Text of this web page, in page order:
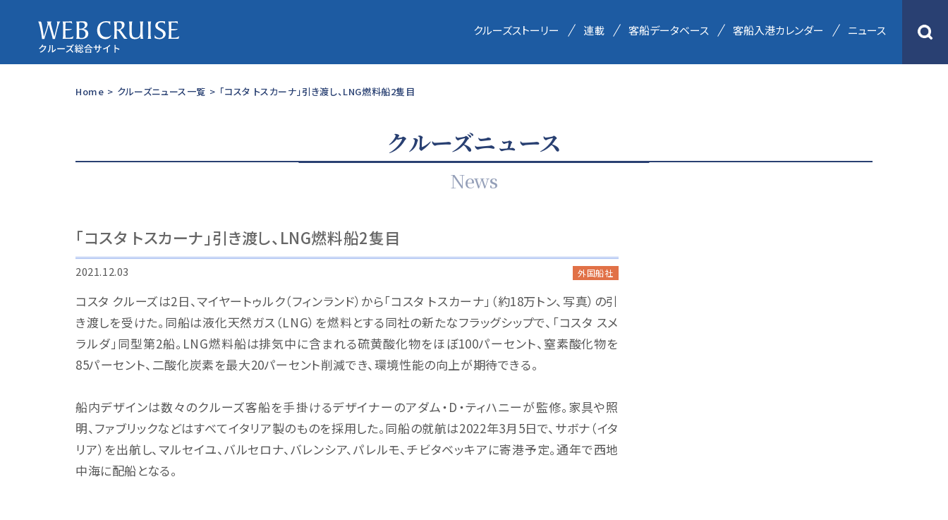
クルーズストーリー 連載 客船データベース 客船入港カレンダー ニュース
Home > クルーズニュース一覧 > 「コスタ トスカーナ」引き渡し、LNG燃料船2隻目
クルーズニュース
News
「コスタ トスカーナ」引き渡し、LNG燃料船2隻目
2021.12.03 外国船社
コスタ クルーズは2日、マイヤートゥルク（フィンランド）から「コスタ トスカーナ」（約18万トン、写真）の引
き渡しを受けた。同船は液化天然ガス（LNG）を燃料とする同社の新たなフラッグシップで、「コスタ スメ
ラルダ」同型第2船。LNG燃料船は排気中に含まれる硫黄酸化物をほぼ100パーセント、窒素酸化物を
85パーセント、二酸化炭素を最大20パーセント削減でき、環境性能の向上が期待できる。
船内デザインは数々のクルーズ客船を手掛けるデザイナーのアダム・D・ティハニーが監修。家具や照
明、ファブリックなどはすべてイタリア製のものを採用した。同船の就航は2022年3月5日で、サボナ（イタ
リア）を出航し、マルセイユ、バルセロナ、バレンシア、パレルモ、チビタベッキアに寄港予定。通年で西地
中海に配船となる。